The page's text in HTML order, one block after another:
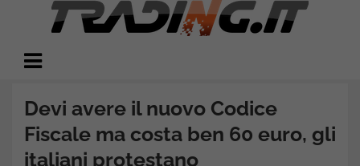
Trading.it
Devi avere il nuovo Codice
Fiscale ma costa ben 60 euro, gli
italiani protestano